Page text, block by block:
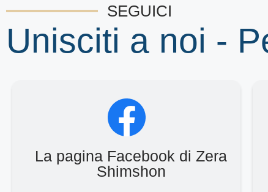
SEGUICI
Unisciti a noi -
La pagina Facebook di Zera
Shimshon